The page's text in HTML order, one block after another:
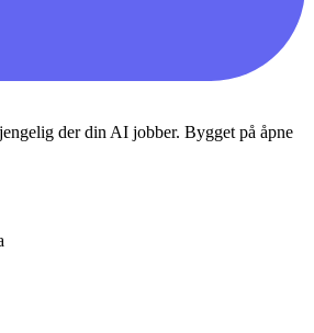
der din AI jobber. Bygget på åpne